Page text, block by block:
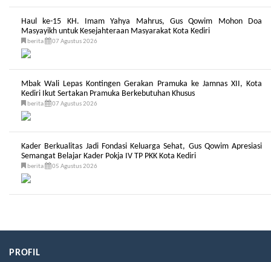
Haul ke-15 KH. Imam Yahya Mahrus, Gus Qowim Mohon Doa
Masyayikh untuk Kesejahteraan Masyarakat Kota Kediri
berita 07 Agustus 2026
Mbak Wali Lepas Kontingen Gerakan Pramuka ke Jamnas XII, Kota
Kediri Ikut Sertakan Pramuka Berkebutuhan Khusus
berita 07 Agustus 2026
Kader Berkualitas Jadi Fondasi Keluarga Sehat, Gus Qowim Apresiasi
Semangat Belajar Kader Pokja IV TP PKK Kota Kediri
berita 05 Agustus 2026
PROFIL